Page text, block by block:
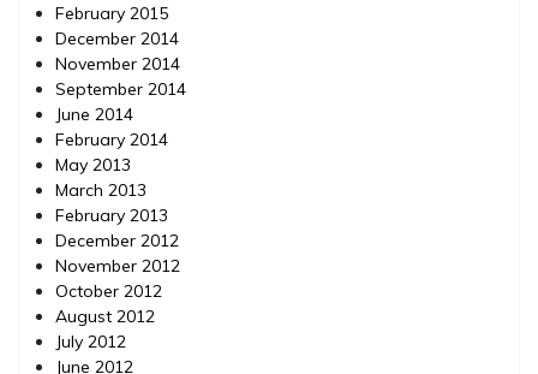
February 2015
December 2014
November 2014
September 2014
June 2014
February 2014
May 2013
March 2013
February 2013
December 2012
November 2012
October 2012
August 2012
July 2012
June 2012